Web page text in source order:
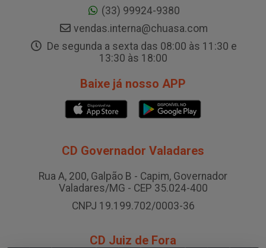
(33) 99924-9380
vendas.interna@chuasa.com
De segunda a sexta das 08:00 às 11:30 e
13:30 às 18:00
Baixe já nosso APP
CD Governador Valadares
Rua A, 200, Galpão B - Capim, Governador
Valadares/MG - CEP 35.024-400
CNPJ 19.199.702/0003-36
CD Juiz de Fora